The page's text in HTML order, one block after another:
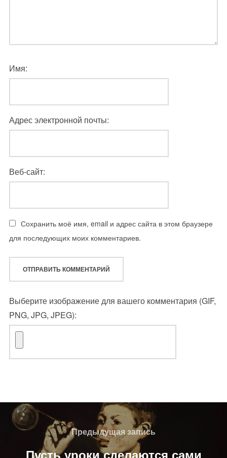
Имя:
Адрес электронной почты:
Веб-сайт:
Сохранить моё имя, email и адрес сайта в этом браузере
для последующих моих комментариев.
Выберите изображение для вашего комментария (GIF,
PNG, JPG, JPEG):
Навигация
по
записям
Предыдущая
запись
Предыдущая запись